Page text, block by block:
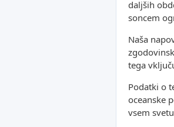
daljših
soncem
Naša
tega
Podatki o
oceanske
vsem